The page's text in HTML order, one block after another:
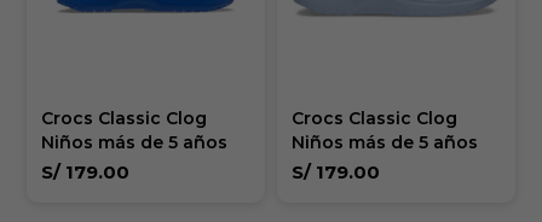
Crocs Classic Clog
Niños más de 5 años
S/ 179.00
Crocs Classic Clog
Niños más de 5 años
S/ 179.00